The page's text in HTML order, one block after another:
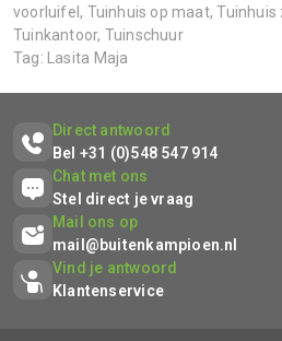
voorluifel, Tuinhuis op maat,Tuinhuis
Tuinkantoor, Tuinschuur
Tag: Lasita Maja
Direct antwoord
Bel +31 (0)548 547 914
Chat met ons
Stel direct je vraag
Mail ons op
mail@buitenkampioen.nl
Vind je antwoord
Klantenservice